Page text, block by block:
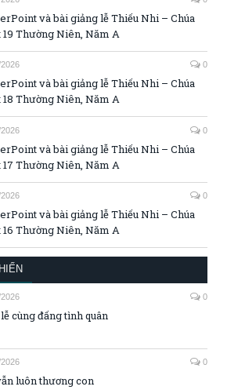
và bài giảng lễ Thiếu Nhi – Chúa
19 Thường Niên, Năm A
0
và bài giảng lễ Thiếu Nhi – Chúa
18 Thường Niên, Năm A
0
và bài giảng lễ Thiếu Nhi – Chúa
17 Thường Niên, Năm A
0
và bài giảng lễ Thiếu Nhi – Chúa
16 Thường Niên, Năm A
0
cùng đấng tình quân
0
luôn thương con